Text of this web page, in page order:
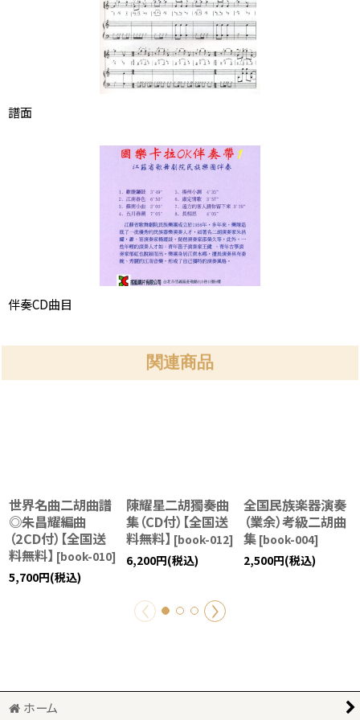
譜面
伴奏CD曲目
関連商品
世界名曲二胡曲譜
◎朱昌耀編曲
（2CD付）【全国送
料無料】 [book-010]
5,700円(税込)
陳耀星二胡獨奏曲
集（CD付）【全国送
料無料】 [book-012]
6,200円(税込)
全国民族楽器演奏
（業余）考級二胡曲
集 [book-004]
2,500円(税込)
ホーム